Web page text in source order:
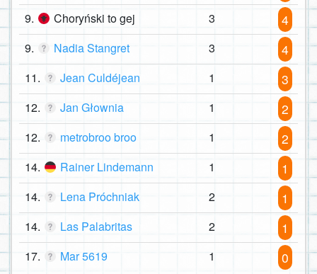
9. Choryński to gej 3 4
9. Nadia Stangret 3 4
11. Jean Culdéjean 1 3
12. Jan Głownia 1 2
12. metrobroo broo 1 2
14. Rainer Lindemann 1 1
14. Lena Próchniak 2 1
14. Las Palabritas 2 1
17. Mar 5619 1 0